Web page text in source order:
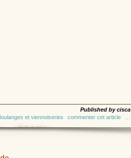
Published by cisca
et viennoiseries commenter cet article